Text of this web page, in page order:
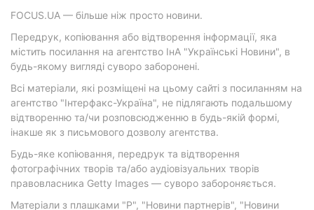
FOCUS.UA — більше ніж просто новини.
Передрук, копіювання або відтворення інформації, яка
містить посилання на агентство ІнА "Українські Новини", в
будь-якому вигляді суворо заборонені.
Всі матеріали, які розміщені на цьому сайті з посиланням на
агентство "Інтерфакс-Україна", не підлягають подальшому
відтворенню та/чи розповсюдженню в будь-якій формі,
інакше як з письмового дозволу агентства.
Будь-яке копіювання, передрук та відтворення
фотографічних творів та/або аудіовізуальних творів
правовласника Getty Images — суворо забороняється.
Матеріали з плашками "Р", "Новини партнерів", "Новини